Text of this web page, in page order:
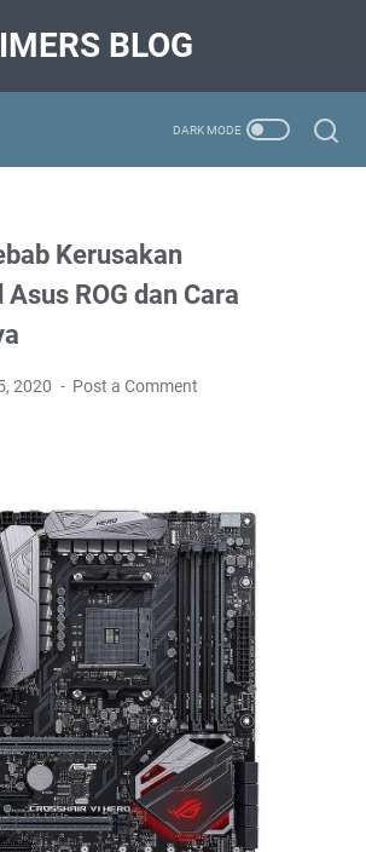
IMERS BLOG
Kerusakan
ROG dan Cara
2020 Post a Comment